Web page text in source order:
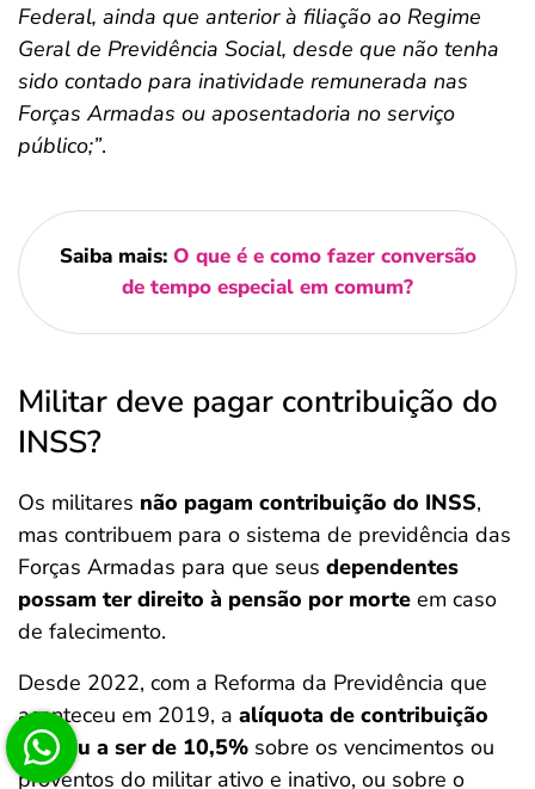
Federal, ainda que anterior à filiação ao Regime
Geral de Previdência Social, desde que não tenha
sido contado para inatividade remunerada nas
Forças Armadas ou aposentadoria no serviço
público;”.
Saiba mais: O que é e como fazer conversão
de tempo especial em comum?
Militar deve pagar contribuição do
INSS?
Os militares não pagam contribuição do INSS,
mas contribuem para o sistema de previdência das
Forças Armadas para que seus dependentes
possam ter direito à pensão por morte em caso
de falecimento.
Desde 2022, com a Reforma da Previdência que
aconteceu em 2019, a alíquota de contribuição
passou a ser de 10,5% sobre os vencimentos ou
proventos do militar ativo e inativo, ou sobre o